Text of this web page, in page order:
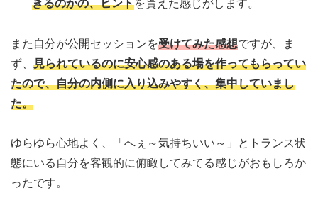
きるのかの、ヒントを貰えた感じがします。
また自分が公開セッションを受けてみた感想ですが、ま
ず、 見られているのに安心感のある場を作ってもらってい
たので、自分の内側に入り込みやすく、集中していまし
た。
ゆらゆら心地よく、「へぇ～気持ちいい～」とトランス状
態にいる自分を客観的に俯瞰してみてる感じがおもしろか
ったです。